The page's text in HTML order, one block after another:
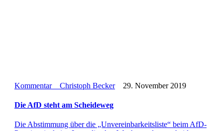
Kommentar Christoph Becker29. November 2019
Die AfD steht am Scheideweg
Die Abstim­mung über die „Unver­ein­bar­keits­liste“ beim AfD-